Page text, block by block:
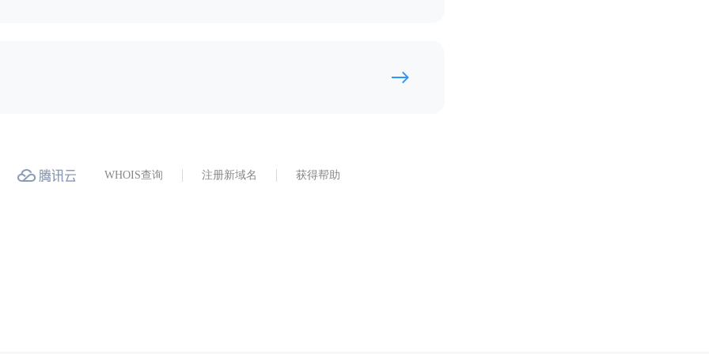
WHOIS查询 注册新域名 获得帮助